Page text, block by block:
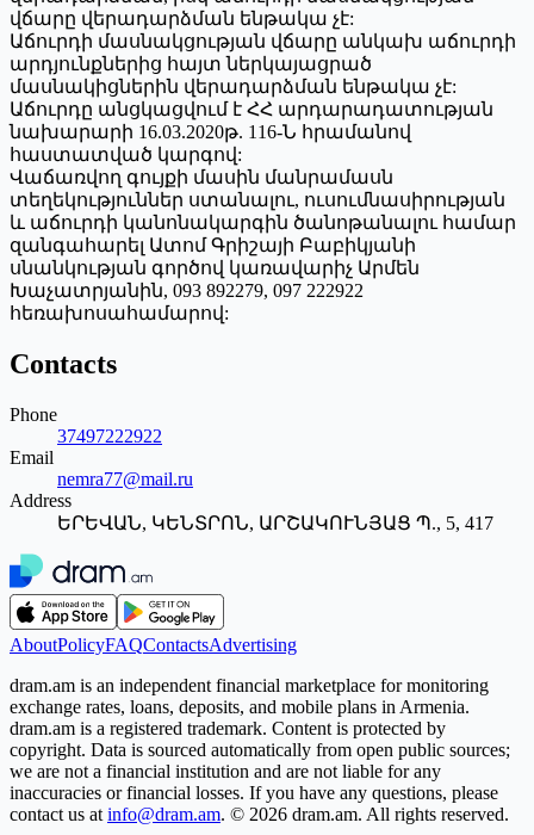
վճարը վերադարձման ենթակա չէ:
Աճուրդի մասնակցության վճարը անկախ աճուրդի
արդյունքներից հայտ ներկայացրած
մասնակիցներին վերադարձման ենթակա չէ:
Աճուրդը անցկացվում է ՀՀ արդարադատության
նախարարի 16.03.2020թ. 116-Ն հրամանով
հաստատված կարգով:
Վաճառվող գույքի մասին մանրամասն
տեղեկություններ ստանալու, ուսումնասիրության
և աճուրդի կանոնակարգին ծանոթանալու համար
զանգահարել Ատոմ Գրիշայի Բաբիկյանի
սնանկության գործով կառավարիչ Արմեն
Խաչատրյանին, 093 892279, 097 222922
հեռախոսահամարով:
Contacts
Phone
37497222922
Email
nemra77@mail.ru
Address
ԵՐԵՎԱՆ, ԿԵՆՏՐՈՆ, ԱՐՇԱԿՈՒՆՅԱՑ Պ., 5, 417
AboutPolicyFAQContactsAdvertising
dram.am is an independent financial marketplace for monitoring
exchange rates, loans, deposits, and mobile plans in Armenia.
dram.am is a registered trademark. Content is protected by
copyright. Data is sourced automatically from open public sources;
we are not a financial institution and are not liable for any
inaccuracies or financial losses. If you have any questions, please
contact us at info@dram.am. © 2026 dram.am. All rights reserved.